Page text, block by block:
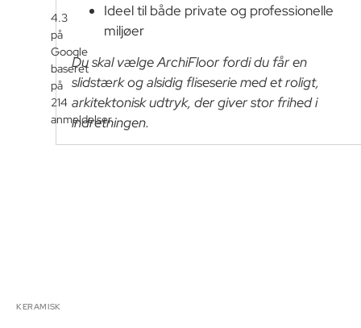
KERAMISK
4.3
på
Google
baseret
på
214
anmeldelser
Ideel til både private og professionelle
miljøer
Du skal vælge ArchiFloor fordi du får en
slidstærk og alsidig fliseserie med et roligt,
arkitektonisk udtryk, der giver stor frihed i
indretningen.